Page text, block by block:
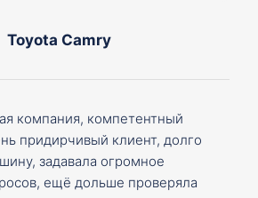
Toyota Camry
компания, компетентный
придирчивый клиент, долго
задавала огромное
ещё дольше проверяла